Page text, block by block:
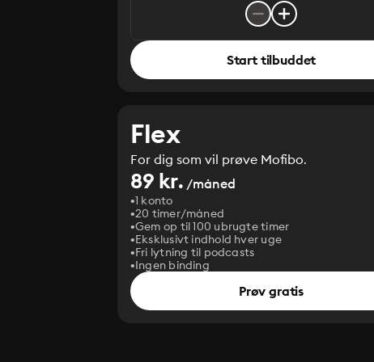
Start tilbuddet
Flex
For dig som vil prøve Mofibo.
89 kr. /måned
1 konto
20 timer/måned
Gem op til 100 ubrugte timer
Eksklusivt indhold hver uge
Fri lytning til podcasts
Ingen binding
Prøv gratis